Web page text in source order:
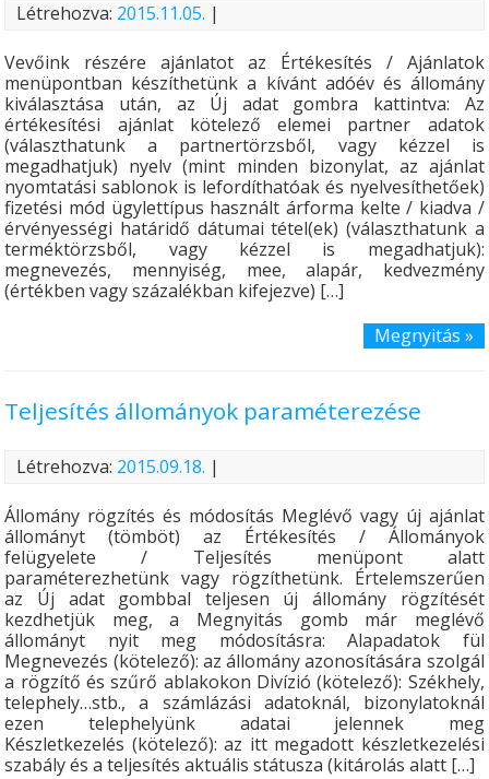
Létrehozva: 2015.11.05. |
Vevőink részére ajánlatot az Értékesítés / Ajánlatok
menüpontban készíthetünk a kívánt adóév és állomány
kiválasztása után, az Új adat gombra kattintva: Az
értékesítési ajánlat kötelező elemei partner adatok
(választhatunk a partnertörzsből, vagy kézzel is
megadhatjuk) nyelv (mint minden bizonylat, az ajánlat
nyomtatási sablonok is lefordíthatóak és nyelvesíthetőek)
fizetési mód ügylettípus használt árforma kelte / kiadva /
érvényességi határidő dátumai tétel(ek) (választhatunk a
terméktörzsből, vagy kézzel is megadhatjuk):
megnevezés, mennyiség, mee, alapár, kedvezmény
(értékben vagy százalékban kifejezve) […]
Megnyitás »
Teljesítés állományok paraméterezése
Létrehozva: 2015.09.18. |
Állomány rögzítés és módosítás Meglévő vagy új ajánlat
állományt (tömböt) az Értékesítés / Állományok
felügyelete / Teljesítés menüpont alatt
paraméterezhetünk vagy rögzíthetünk. Értelemszerűen
az Új adat gombbal teljesen új állomány rögzítését
kezdhetjük meg, a Megnyitás gomb már meglévő
állományt nyit meg módosításra: Alapadatok fül
Megnevezés (kötelező): az állomány azonosítására szolgál
a rögzítő és szűrő ablakokon Divízió (kötelező): Székhely,
telephely…stb., a számlázási adatoknál, bizonylatoknál
ezen telephelyünk adatai jelennek meg
Készletkezelés (kötelező): az itt megadott készletkezelési
szabály és a teljesítés aktuális státusza (kitárolás alatt […]